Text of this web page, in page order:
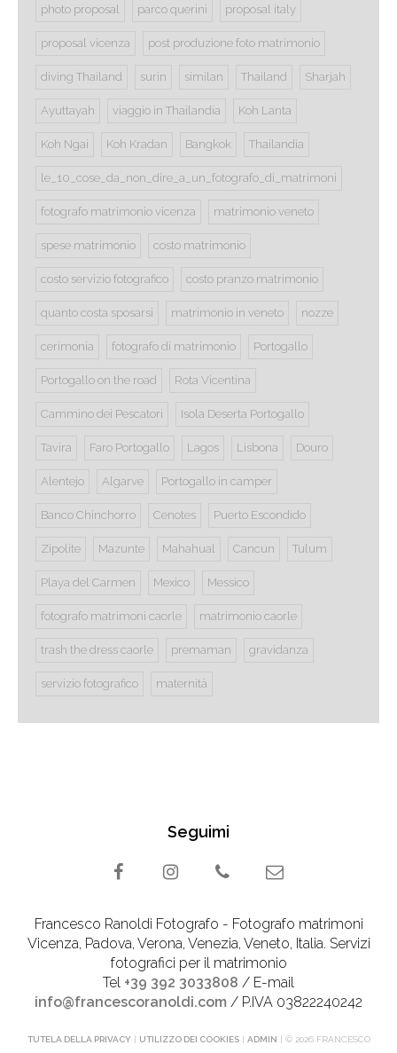
photo proposal parco querini proposal italy
proposal vicenza post produzione foto matrimonio
diving Thailand surin similan Thailand Sharjah
Ayuttayah viaggio in Thailandia Koh Lanta
Koh Ngai Koh Kradan Bangkok Thailandia
le_10_cose_da_non_dire_a_un_fotografo_di_matrimoni
fotografo matrimonio vicenza matrimonio veneto
spese matrimonio costo matrimonio
costo servizio fotografico costo pranzo matrimonio
quanto costa sposarsi matrimonio in veneto nozze
cerimonia fotografo di matrimonio Portogallo
Portogallo on the road Rota Vicentina
Cammino dei Pescatori Isola Deserta Portogallo
Tavira Faro Portogallo Lagos Lisbona Douro
Alentejo Algarve Portogallo in camper
Banco Chinchorro Cenotes Puerto Escondido
Zipolite Mazunte Mahahual Cancun Tulum
Playa del Carmen Mexico Messico
fotografo matrimoni caorle matrimonio caorle
trash the dress caorle premaman gravidanza
servizio fotografico maternità
Seguimi
Francesco Ranoldi Fotografo - Fotografo matrimoni
Vicenza, Padova, Verona, Venezia, Veneto, Italia. Servizi
fotografici per il matrimonio
Tel +39 392 3033808 / E-mail
info@francescoranoldi.com / P.IVA 03822240242
TUTELA DELLA PRIVACY| UTILIZZO DEI COOKIES| ADMIN | © 2026 FRANCESCO